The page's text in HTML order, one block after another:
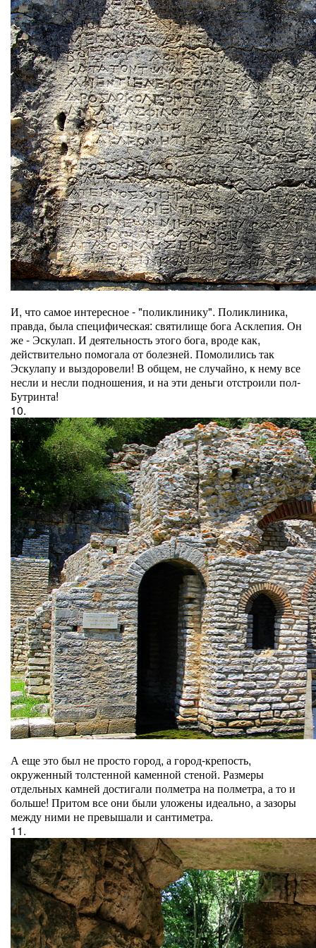
И, что самое интересное - "поликлинику". Поликлиника,
правда, была специфическая: святилище бога Асклепия. Он
же - Эскулап. И деятельность этого бога, вроде как,
действительно помогала от болезней. Помолились так
Эскулапу и выздоровели! В общем, не случайно, к нему все
несли и несли подношения, и на эти деньги отстроили пол-
Бутринта!
10.
А еще это был не просто город, а город-крепость,
окруженный толстенной каменной стеной. Размеры
отдельных камней достигали полметра на полметра, а то и
больше! Притом все они были уложены идеально, а зазоры
между ними не превышали и сантиметра.
11.